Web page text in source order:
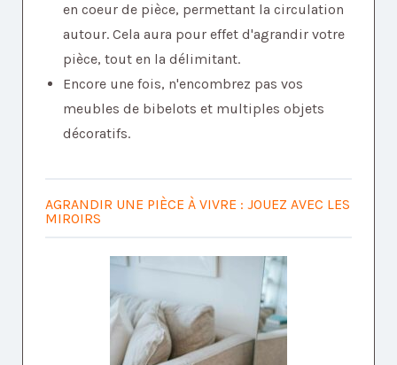
en coeur de pièce, permettant la circulation
autour. Cela aura pour effet d'agrandir votre
pièce, tout en la délimitant.
Encore une fois, n'encombrez pas vos
meubles de bibelots et multiples objets
décoratifs.
AGRANDIR UNE PIÈCE À VIVRE : JOUEZ AVEC LES
MIROIRS